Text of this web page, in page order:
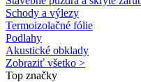
Schody a výlezy
Termoizolačné fólie
Podlahy
Akustické obklady
Zobraziť všetko >
Top značky